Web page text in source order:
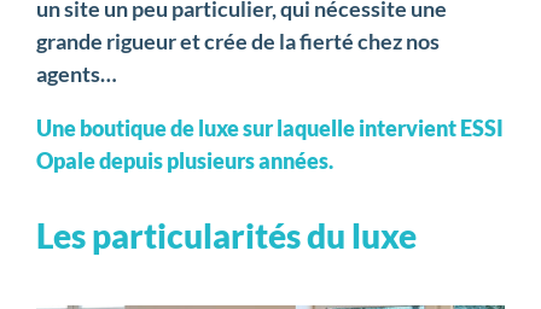
un site un peu particulier, qui nécessite une
grande rigueur et crée de la fierté chez nos
agents…
Une boutique de luxe sur laquelle intervient ESSI
Opale depuis plusieurs années.
Les particularités du luxe